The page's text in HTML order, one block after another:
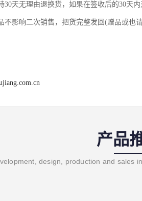
30天无理由退换货，如果在签收后的30天
不影响二次销售，把货完整发回(赠品或也
产品
design, production and sales